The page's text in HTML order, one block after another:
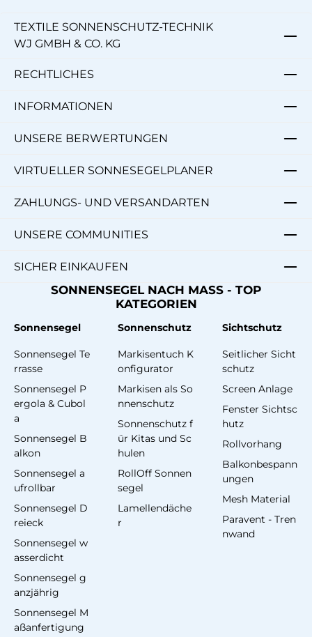
TEXTILE SONNENSCHUTZ-TECHNIK
WJ GMBH & CO. KG
RECHTLICHES
INFORMATIONEN
UNSERE BERWERTUNGEN
VIRTUELLER SONNESEGELPLANER
ZAHLUNGS- UND VERSANDARTEN
UNSERE COMMUNITIES
SICHER EINKAUFEN
SONNENSEGEL NACH MASS - TOP
KATEGORIEN
Sonnensegel
Sonnensegel Te
rrasse
Sonnensegel P
ergola & Cubol
a
Sonnensegel B
alkon
Sonnensegel a
ufrollbar
Sonnensegel D
reieck
Sonnensegel w
asserdicht
Sonnensegel g
anzjährig
Sonnensegel M
aßanfertigung
Sonnenschutz
Markisentuch K
onfigurator
Markisen als So
nnenschutz
Sonnenschutz f
ür Kitas und Sc
hulen
RollOff Sonnen
segel
Lamellendäche
r
Sichtschutz
Seitlicher Sicht
schutz
Screen Anlage
Fenster Sichtsc
hutz
Rollvorhang
Balkonbespann
ungen
Mesh Material
Paravent - Tren
nwand